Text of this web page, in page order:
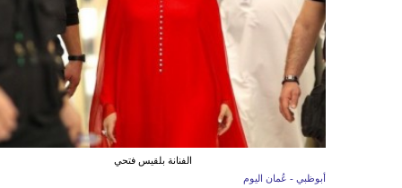
الفنانة بلقيس فتحي
أبوظبي - عُمان اليوم